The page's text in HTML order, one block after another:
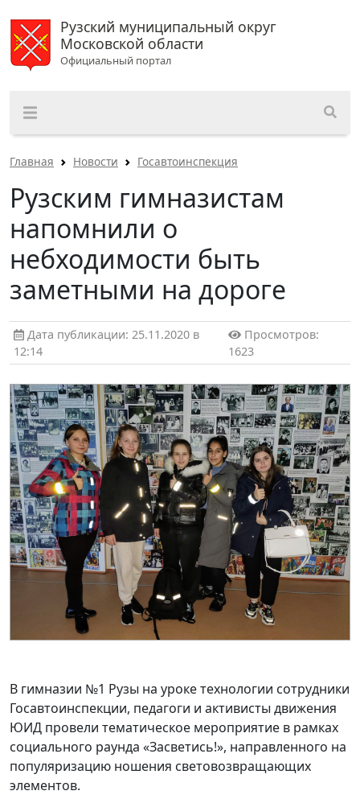
Рузский муниципальный округ
Московской области
Официальный портал
Главная Новости Госавтоинспекция
Рузским гимназистам
напомнили о
небходимости быть
заметными на дороге
Дата публикации: 25.11.2020 в
12:14
Просмотров:
1623
В гимназии №1 Рузы на уроке технологии сотрудники
Госавтоинспекции, педагоги и активисты движения
ЮИД провели тематическое мероприятие в рамках
социального раунда «Засветись!», направленного на
популяризацию ношения световозвращающих
элементов.